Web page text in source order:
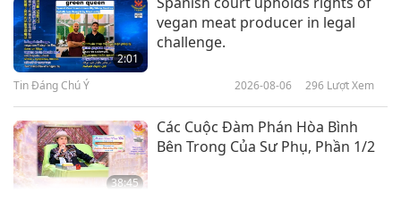
Thiên Đàng Đang Đến Sớm Hơn
Chúng Ta Nghĩ, Phần 1/4, 3 tháng
2:01
vegan meat producer in legal
challenge.
Tin Đáng Chú Ý 2026-08-06 296 Lượt Xem
38:45
Các Cuộc Đàm Phán Hòa Bình
Bên Trong Của Sư Phụ, Phần 1/2